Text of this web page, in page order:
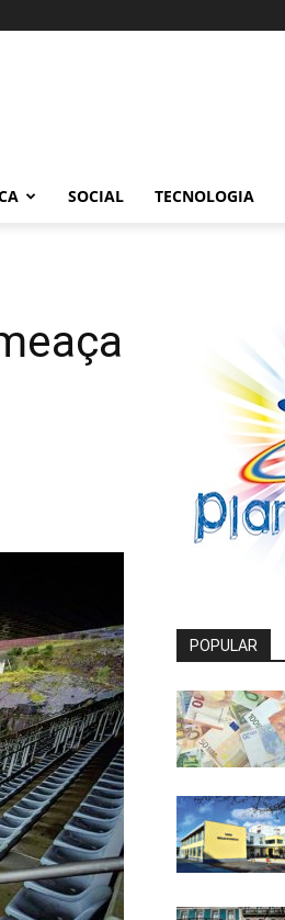
SOCIAL TECNOLOGIA
POPULAR